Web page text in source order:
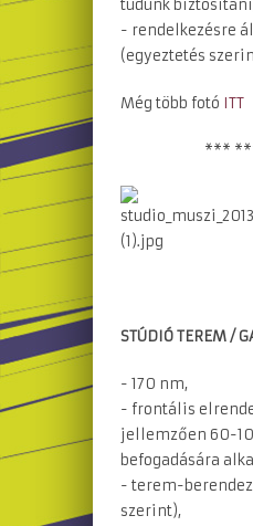
tudunk
- rendelkezésre
(egyeztetés
Még több fotó ITT
***
STÚDIÓ TEREM /
- 170 nm,
- frontális
jellemzően 60-
befogadására
- terem-
szerint),